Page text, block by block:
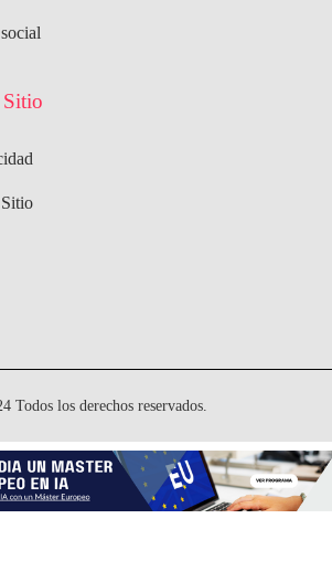
Todos los derechos reservados.